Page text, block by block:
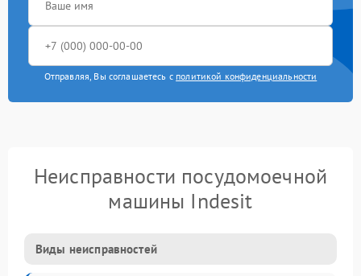
Отправляя, Вы соглашаетесь с политикой конфиденциальности
Неисправности посудомоечной
машины Indesit
Виды неисправностей